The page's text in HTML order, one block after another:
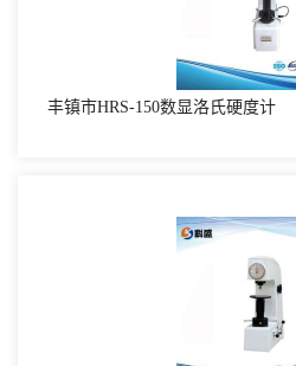
丰镇市HRS-150数显洛氏硬度计